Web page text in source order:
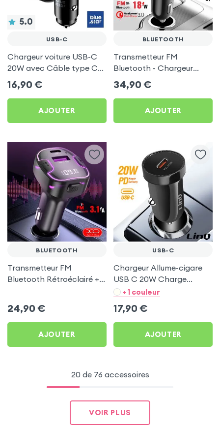
5.0
USB-C
Chargeur voiture USB-C
20W avec Câble type C
60W 1m - Blue Star Noir
16,90 €
AJOUTER
BLUETOOTH
Transmetteur FM
Bluetooth - Chargeur
Voiture USB C + USB -
Swissten
34,90 €
AJOUTER
BLUETOOTH
Transmetteur FM
Bluetooth Rétroéclairé +
24,90 €
AJOUTER
USB-C
Chargeur Allume-cigare
USB C 20W Charge
Rapide Power Delivery,
+ 1 couleur
17,90 €
AJOUTER
20 de 76 accessoires
VOIR PLUS